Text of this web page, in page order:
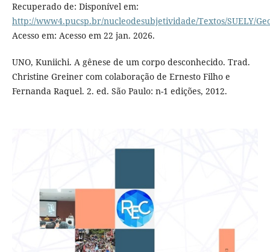
Recuperado de: Disponível em:
http://www4.pucsp.br/nucleodesubjetividade/Textos/SUELY/
Acesso em: Acesso em 22 jan. 2026.
UNO, Kuniichi. A gênese de um corpo desconhecido. Trad.
Christine Greiner com colaboração de Ernesto Filho e
Fernanda Raquel. 2. ed. São Paulo: n-1 edições, 2012.